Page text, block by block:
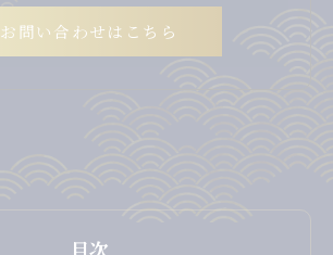
お問い合わせはこちら
目次